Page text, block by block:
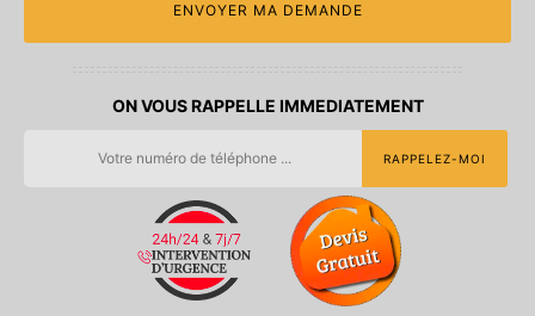
ON VOUS RAPPELLE IMMEDIATEMENT